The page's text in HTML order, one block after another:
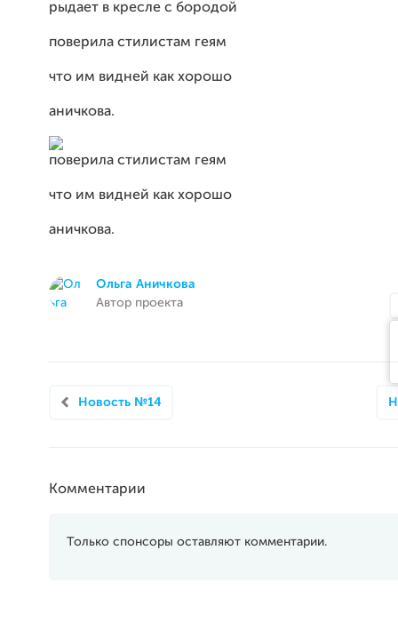
рыдает в кресле с бородой
поверила стилистам геям
что им видней как хорошо
аничкова.
поверила стилистам геям
что им видней как хорошо
аничкова.
Ольга Аничкова
Автор проекта
Новость №14
Комментарии
Только спонсоры оставляют комментарии.